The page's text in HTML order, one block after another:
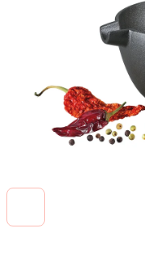
hvězdiček.